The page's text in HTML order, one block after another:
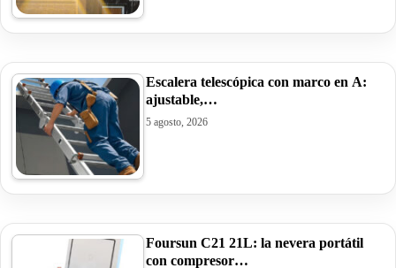
Escalera telescópica con marco en A:
ajustable,…
5 agosto, 2026
Foursun C21 21L: la nevera portátil
con compresor…